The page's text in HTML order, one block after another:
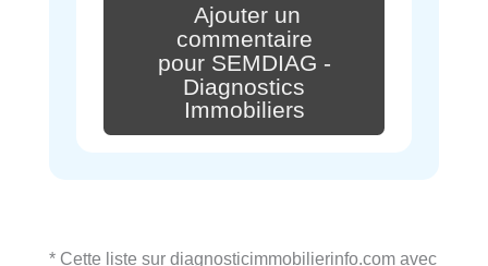
Ajouter un
commentaire
pour SEMDIAG -
Diagnostics
Immobiliers
* Cette liste sur diagnosticimmobilierinfo.com avec